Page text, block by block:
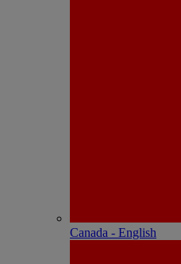
Canada - English